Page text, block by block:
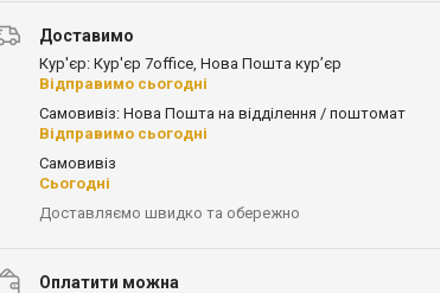
Доставимо
Кур'єр: Кур'єр 7office, Нова Пошта кур’єр
Відправимо сьогодні
Самовивіз: Нова Пошта на відділення / поштомат
Відправимо сьогодні
Самовивіз
Сьогодні
Доставляємо швидко та обережно
Оплатити можна